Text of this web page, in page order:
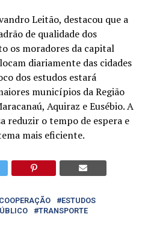
Leitão, destacou que a
de qualidade dos
os moradores da capital
diariamente das cidades
dos estudos estará
municípios da Região
Aquiraz e Eusébio. A
reduzir o tempo de espera e
mais eficiente.
ESTUDOS
TRANSPORTE